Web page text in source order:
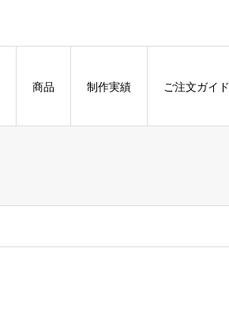
商品 制作実績 ご注文ガイド